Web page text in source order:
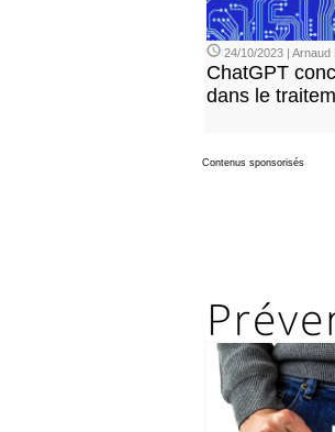
24/10/2023 | Arnaud
ChatGPT
dans le
Contenus sponsorisés